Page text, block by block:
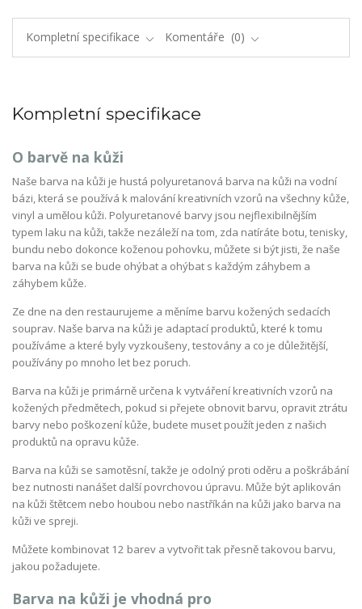
Kompletní specifikace Komentáře 0
Kompletní specifikace
O barvě na kůži
Naše barva na kůži je hustá polyuretanová barva na kůži na vodní
bázi, která se používá k malování kreativních vzorů na všechny kůže,
vinyl a umělou kůži. Polyuretanové barvy jsou nejflexibilnějším
typem laku na kůži, takže nezáleží na tom, zda natíráte botu, tenisky,
bundu nebo dokonce koženou pohovku, můžete si být jisti, že naše
barva na kůži se bude ohýbat a ohýbat s každým záhybem a
záhybem kůže.
Ze dne na den restaurujeme a měníme barvu kožených sedacích
souprav. Naše barva na kůži je adaptací produktů, které k tomu
používáme a které byly vyzkoušeny, testovány a co je důležitější,
používány po mnoho let bez poruch.
Barva na kůži je primárně určena k vytváření kreativních vzorů na
kožených předmětech, pokud si přejete obnovit barvu, opravit ztrátu
barvy nebo poškození kůže, budete muset použít jeden z našich
produktů na opravu kůže.
Barva na kůži se samotěsní, takže je odolný proti oděru a poškrábání
bez nutnosti nanášet další povrchovou úpravu. Může být aplikován
na kůži štětcem nebo houbou nebo nastříkán na kůži jako barva na
kůži ve spreji.
Můžete kombinovat 12 barev a vytvořit tak přesně takovou barvu,
jakou požadujete.
Barva na kůži je vhodná pro